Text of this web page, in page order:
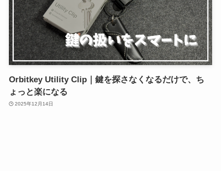
Orbitkey Utility Clip｜鍵を探さなくなるだけで、ち
ょっと楽になる
2025年12月14日